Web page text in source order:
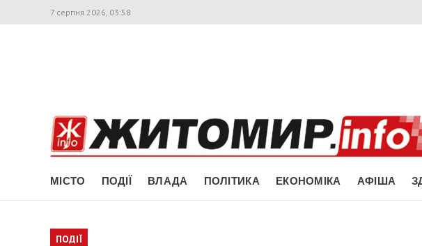
7 серпня 2026, 03:58
МІСТО ПОДІЇ ВЛАДА ПОЛІТИКА ЕКОНОМІКА АФІША
ПОДІЇ